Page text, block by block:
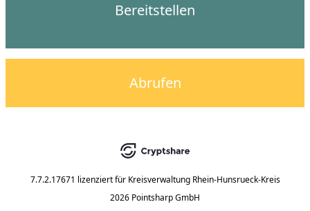
Bereitstellen
Abrufen
7.7.2.17671 lizenziert für Kreisverwaltung Rhein-Hunsrueck-Kreis
2026 Pointsharp GmbH